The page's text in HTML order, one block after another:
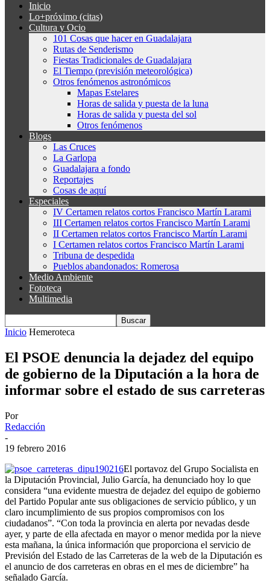
Inicio
Lo+próximo (citas)
Cultura y Ocio
101 Cosas que hacer en Guadalajara
Rutas de Senderismo
Fiestas Tradicionales de Guadalajara
El Tiempo (previsión meteorológica)
Otros fenómenos astronómicos
Mapas Estelares
Horas de salida y puesta de la luna
Horas de salida y puesta del sol
Otros fenómenos
Blogs
Las Cruces
La Garlopa
Guadalajara a fondo
Reportajes
Cosas de aquí
Especiales
IV Certamen relatos cortos Francisco Martín Larami
III Certamen relatos cortos Francisco Martín Larami
II Certamen relatos cortos Francisco Martín Larami
I Certamen relatos cortos Francisco Martín Larami
Tribuna de despedida
Pueblos abandonados: Romerosa
Medio Ambiente
Fototeca
Multimedia
Inicio Hemeroteca
El PSOE denuncia la dejadez del equipo
de gobierno de la Diputación a la hora de
informar sobre el estado de sus carreteras
Por
Redacción
-
19 febrero 2016
El portavoz del Grupo Socialista en
la Diputación Provincial, Julio García, ha denunciado hoy lo que
considera “una evidente muestra de dejadez del equipo de gobierno
del Partido Popular ante sus obligaciones de servicio público, y un
claro incumplimiento de sus propios compromisos con los
ciudadanos”. “Con toda la provincia en alerta por nevadas desde
ayer, y parte de ella afectada en mayor o menor medida por la nieve
esta mañana, la única información que proporciona el servicio de
Previsión del Estado de las Carreteras de la web de la Diputación es
el anuncio de dos carreteras en obras en el mes de diciembre” ha
señalado García.